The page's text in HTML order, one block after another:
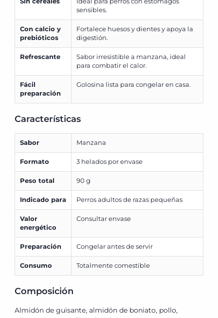
sensibles.
Con calcio y
prebióticos
Fortalece huesos y dientes y apoya la
digestión.
Refrescante
Sabor irresistible a manzana, ideal
para combatir el calor.
Fácil
preparación
Golosina lista para congelar en casa.
Características
Sabor Manzana
Formato 3 helados por envase
Peso total 90 g
Indicado para Perros adultos de razas pequeñas
Valor
energético
Consultar envase
Preparación Congelar antes de servir
Consumo Totalmente comestible
Composición
Almidón de guisante, almidón de boniato, pollo,